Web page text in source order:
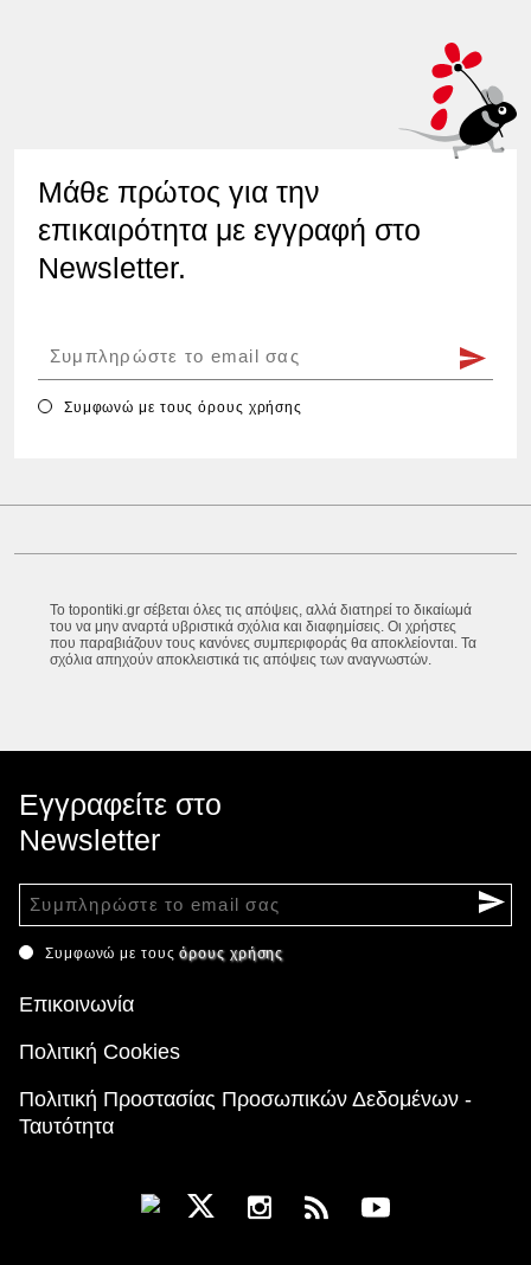
Μάθε πρώτος για την
επικαιρότητα με εγγραφή στο
Newsletter.
Συμφωνώ με τουςόρους χρήσης
Το topontiki.gr σέβεται όλες τις απόψεις, αλλά διατηρεί το δικαίωμά
του να μην αναρτά υβριστικά σχόλια και διαφημίσεις. Οι χρήστες
που παραβιάζουν τους κανόνες συμπεριφοράς θα αποκλείονται. Τα
σχόλια απηχούν αποκλειστικά τις απόψεις των αναγνωστών.
Εγγραφείτε στο
Newsletter
Συμφωνώ με τουςόρους χρήσης
Επικοινωνία
Πολιτική Cookies
Πολιτική Προστασίας Προσωπικών Δεδομένων -
Ταυτότητα